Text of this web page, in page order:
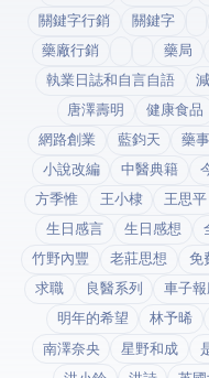
關鍵字行銷
關鍵字
藥廠行銷
藥局
執業日誌和自言自語
唐澤壽明
健康食品
網路創業
藍鈞天 藥
小說改編
中醫典籍
方季惟
王小棣 王思平
生日感言
生日感想
竹野內豐
老莊思想 免
求職
良醫系列 車子報
明年的希望
林予晞
南澤奈央
星野和成